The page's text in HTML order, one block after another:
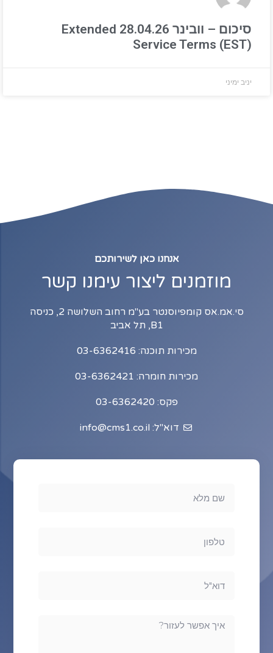
סיכום – וובינר 28.04.26 Extended
Service Terms (EST)
יניב ימיני
אנחנו כאן לשירותכם
מוזמנים ליצור עימנו קשר
סי.אמ.אס קומפיוסנטר בע"מ רחוב השלושה 2, כניסה
B1, תל אביב
מכירות תוכנה: 03-6362416
מכירות חומרה: 03-6362421
פקס: 03-6362420
דוא"ל: info@cms1.co.il